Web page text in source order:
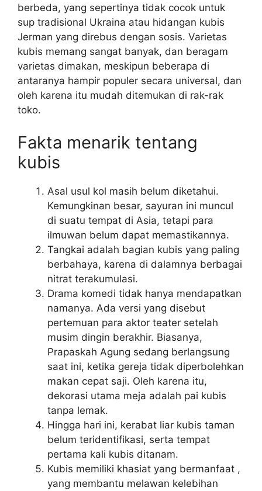
berbeda, yang sepertinya tidak cocok untuk
sup tradisional Ukraina atau hidangan kubis
Jerman yang direbus dengan sosis. Varietas
kubis memang sangat banyak, dan beragam
varietas dimakan, meskipun beberapa di
antaranya hampir populer secara universal, dan
oleh karena itu mudah ditemukan di rak-rak
toko.
Fakta menarik tentang
kubis
Asal usul kol masih belum diketahui.
Kemungkinan besar, sayuran ini muncul
di suatu tempat di Asia, tetapi para
ilmuwan belum dapat memastikannya.
Tangkai adalah bagian kubis yang paling
berbahaya, karena di dalamnya berbagai
nitrat terakumulasi.
Drama komedi tidak hanya mendapatkan
namanya. Ada versi yang disebut
pertemuan para aktor teater setelah
musim dingin berakhir. Biasanya,
Prapaskah Agung sedang berlangsung
saat ini, ketika gereja tidak diperbolehkan
makan cepat saji. Oleh karena itu,
dekorasi utama meja adalah pai kubis
tanpa lemak.
Hingga hari ini, kerabat liar kubis taman
belum teridentifikasi, serta tempat
pertama kali kubis ditanam.
Kubis memiliki khasiat yang bermanfaat ,
yang membantu melawan kelebihan